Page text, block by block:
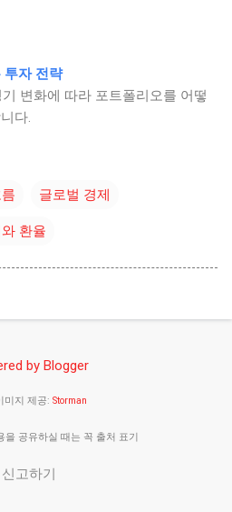
투자 전략
기 변화에 따라 포트폴리오를 어떻
다.
글로벌 경제
환율
by Blogger
미지 제공: Storman
을 공유하실 때는 꼭 출처 표기
신고하기